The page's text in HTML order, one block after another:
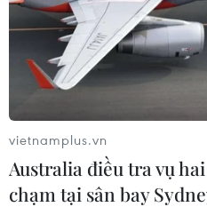
vietnamplus.vn
Australia điều tra vụ
chạm tại sân bay